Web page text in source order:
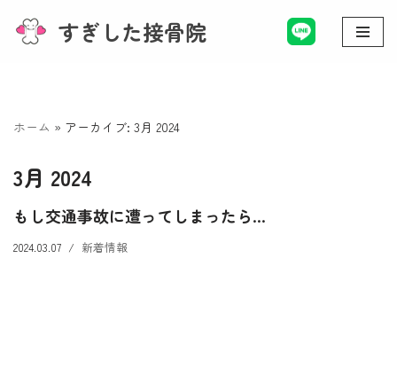
コ
ツ
ス
ッ
プ
すぎした接骨院
ホーム » アーカイブ: 3月 2024
3月 2024
もし交通事故に遭ってしまったら…
2024.03.07 新着情報